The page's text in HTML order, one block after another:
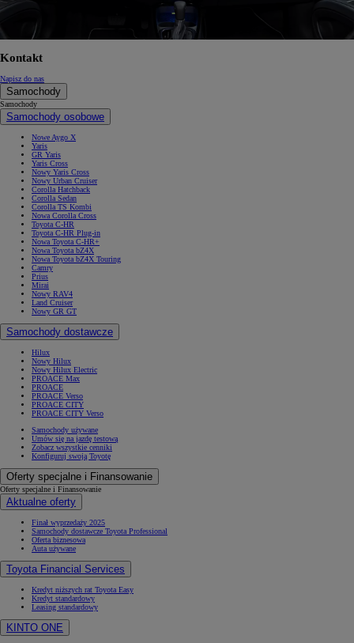
Kontakt
Napisz do nas
Samochody
Samochody
Samochody osobowe
Nowe Aygo X
Yaris
GR Yaris
Yaris Cross
Nowy Yaris Cross
Nowy Urban Cruiser
Corolla Hatchback
Corolla Sedan
Corolla TS Kombi
Nowa Corolla Cross
Toyota C-HR
Toyota C-HR Plug-in
Nowa Toyota C-HR+
Nowa Toyota bZ4X
Nowa Toyota bZ4X Touring
Camry
Prius
Mirai
Nowy RAV4
Land Cruiser
Nowy GR GT
Samochody dostawcze
Hilux
Nowy Hilux
Nowy Hilux Electric
PROACE Max
PROACE
PROACE Verso
PROACE CITY
PROACE CITY Verso
Samochody używane
Umów się na jazdę testową
Zobacz wszystkie cenniki
Konfiguruj swoją Toyotę
Oferty specjalne i Finansowanie
Oferty specjalne i Finansowanie
Aktualne oferty
Finał wyprzedaży 2025
Samochody dostawcze Toyota Professional
Oferta biznesowa
Auta używane
Toyota Financial Services
Kredyt niższych rat Toyota Easy
Kredyt standardowy
Leasing standardowy
KINTO ONE